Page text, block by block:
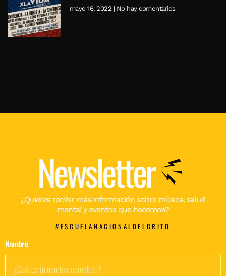
mayo 16, 2022 No hay comentarios
Newsletter
¿Quieres recibir más información sobre música, salud
mental y eventos que hacemos?
#ESCUELANACIONALDELGRITO
Nombre